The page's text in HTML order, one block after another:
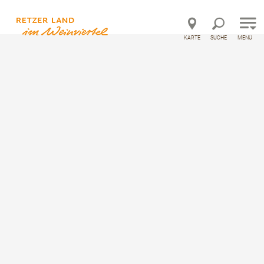
Direkt zum Inhalt
KARTE SUCHE MENÜ